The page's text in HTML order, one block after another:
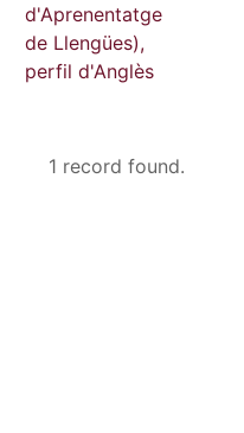
d'Aprenentatge
de Llengües),
perfil d'Anglès
1 record found.